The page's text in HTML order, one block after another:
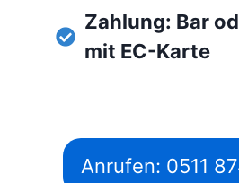
Zahlung: Bar
mit EC-Karte
Anrufen: 0511